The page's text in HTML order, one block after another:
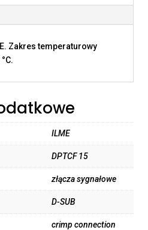
Zakres temperaturowy
ILME
DPTCF 15
złącza sygnałowe
D-SUB
crimp connection